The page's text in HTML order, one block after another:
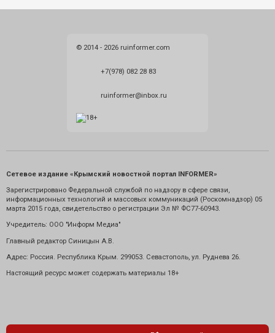
© 2014 - 2026 ruinformer.com
+7(978) 082 28 83
ruinformer@inbox.ru
Сетевое издание «Крымский новостной портал INFORMER»
Зарегистрировано Федеральной службой по надзору в сфере связи,
информационных технологий и массовых коммуникаций (Роскомнадзор) 05
марта 2015 года, свидетельство о регистрации Эл № ФС77-60943.
Учредитель: ООО "Информ Медиа"
Главный редактор Синицын А.В.
Адрес: Россия. Республика Крым. 299053. Севастополь, ул. Руднева 26.
Настоящий ресурс может содержать материалы 18+